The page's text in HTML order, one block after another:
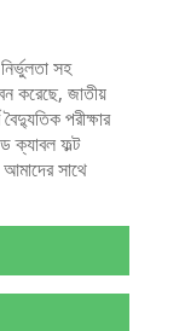
সহ
করেছে, জাতীয়
পরীক্ষার
ক্যাবল ফল্ট
সাথে